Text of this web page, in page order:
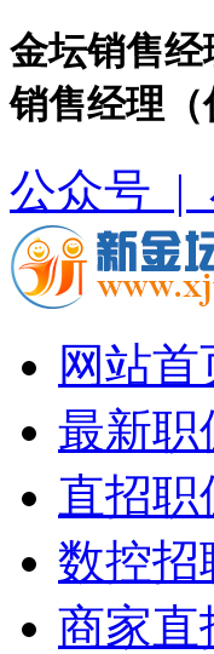
金坛销售
销售经理（
公众号 |
网站首
最新职
直招职
数控招
商家直